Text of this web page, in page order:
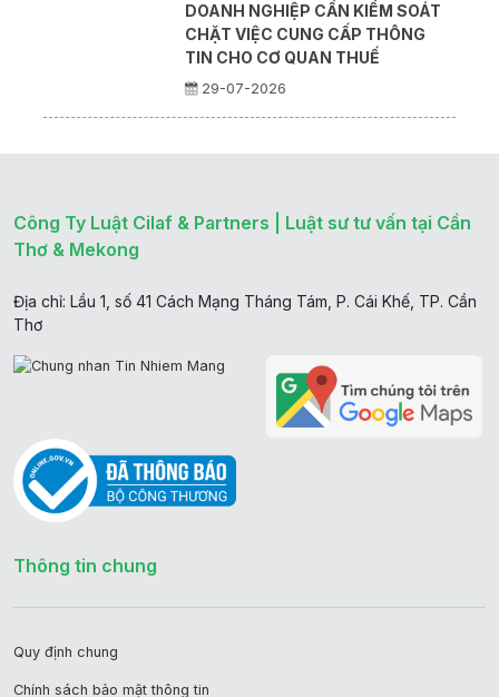
DOANH NGHIỆP CẦN KIỂM SOÁT
CHẶT VIỆC CUNG CẤP THÔNG
TIN CHO CƠ QUAN THUẾ
29-07-2026
Công Ty Luật Cilaf & Partners | Luật sư tư vấn tại Cần
Thơ & Mekong
Địa chỉ: Lầu 1, số 41 Cách Mạng Tháng Tám, P. Cái Khế, TP. Cần
Thơ
Thông tin chung
Quy định chung
Chính sách bảo mật thông tin